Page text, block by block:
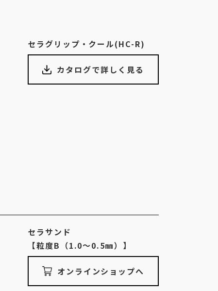
セラグリップ・クール(HC-R)
カタログで詳しく見る
セラサンド
【粒度B（1.0〜0.5㎜）】
オンラインショップへ